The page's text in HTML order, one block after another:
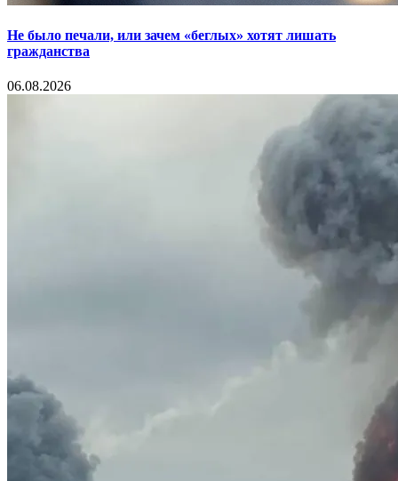
Не было печали, или зачем «беглых» хотят лишать
гражданства
06.08.2026